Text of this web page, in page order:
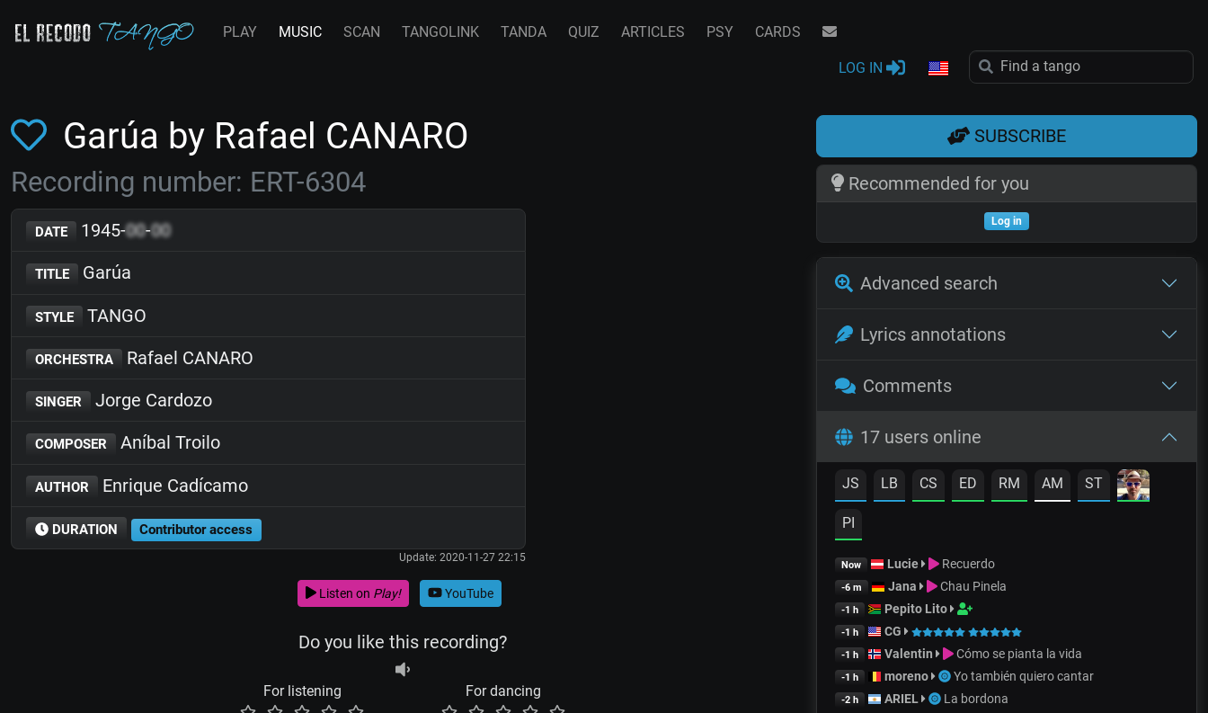
PLAY MUSIC SCAN TANGOLINK TANDA QUIZ ARTICLES PSY CARDS
LOG IN
Garúa by Rafael CANARO
Recording number: ERT-6304
DATE 1945-00-00
TITLE Garúa
STYLE TANGO
ORCHESTRA Rafael CANARO
SINGER Jorge Cardozo
COMPOSER Aníbal Troilo
AUTHOR Enrique Cadícamo
DURATION Contributor access
Update: 2020-11-27 22:15
Listen on Play! YouTube
Do you like this recording?
For listening For dancing
SUBSCRIBE
Recommended for you
Log in
Advanced search
Lyrics annotations
Comments
17 users online
JS LB CS ED RM AM ST
PI
Now Lucie Recuerdo
-6 m Jana Chau Pinela
-1 h Pepito Lito
-1 h CG
-1 h Valentin Cómo se pianta la vida
-1 h moreno Yo también quiero cantar
-2 h ARIEL La bordona